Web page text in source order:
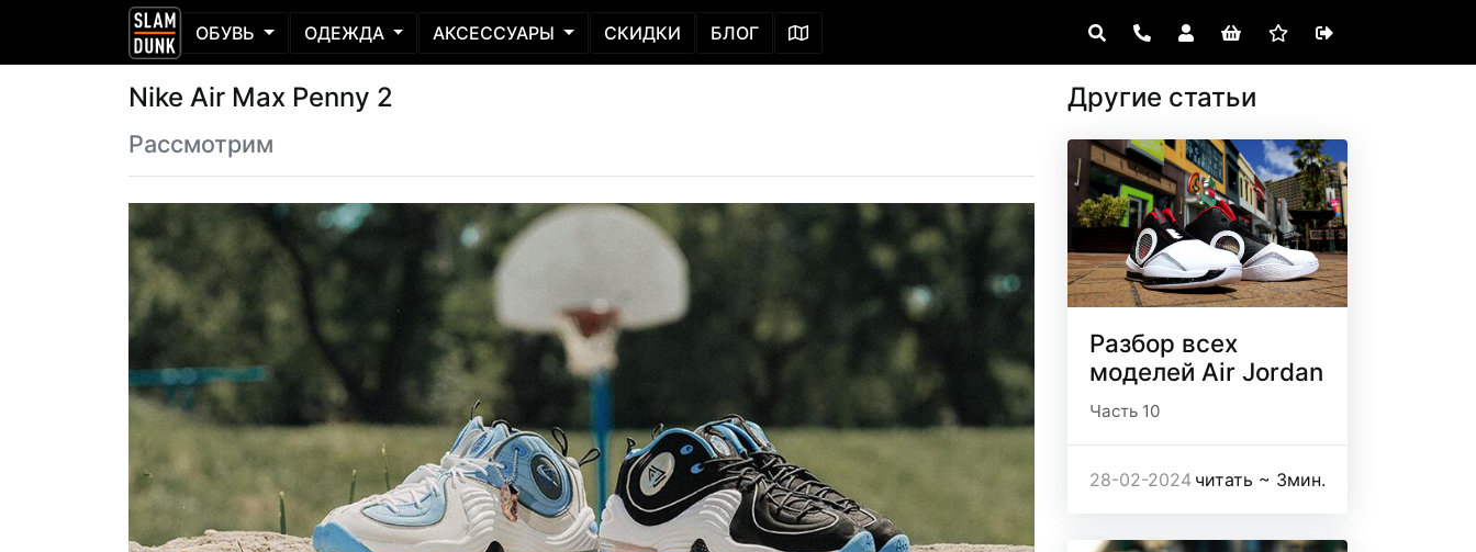
ОБУВЬ ОДЕЖДА АКСЕССУАРЫ СКИДКИ БЛОГ
Nike Air Max Penny 2
Рассмотрим
Другие статьи
Разбор всех
моделей Air Jordan
Часть 10
28-02-2024 читать ~ 3мин.